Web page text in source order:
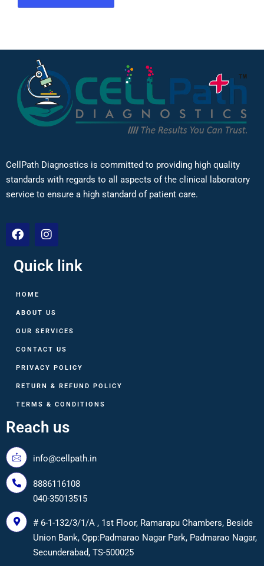
CellPath Diagnostics is committed to providing high quality
standards with regards to all aspects of the clinical laboratory
service to ensure a high standard of patient care.
Quick link
HOME
ABOUT US
OUR SERVICES
CONTACT US
PRIVACY POLICY
RETURN & REFUND POLICY
TERMS & CONDITIONS
Reach us
info@cellpath.in
8886116108
040-35013515
# 6-1-132/3/1/A , 1st Floor, Ramarapu Chambers, Beside
Union Bank, Opp:Padmarao Nagar Park, Padmarao Nagar,
Secunderabad, TS-500025